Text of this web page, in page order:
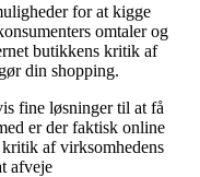
for at kigge
omtaler og
butikkens kritik af
din shopping.
fine løsninger til at få
er der faktisk online
af virksomhedens
afveje